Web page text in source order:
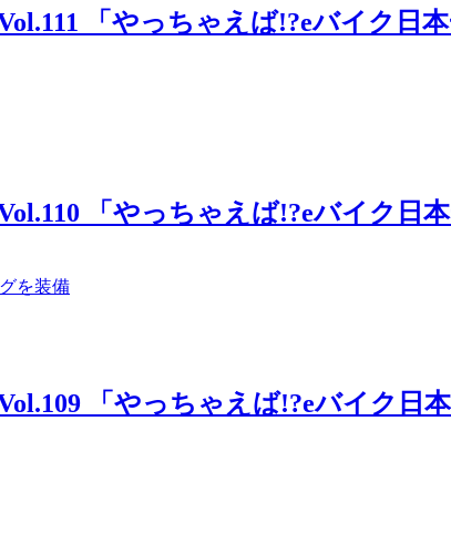
「やっちゃえば!?eバイク日
「やっちゃえば!?eバイク日
「やっちゃえば!?eバイク日